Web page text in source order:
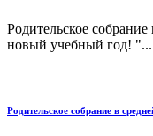
Родительское
новый учебный год! "...
Родительское собрание в